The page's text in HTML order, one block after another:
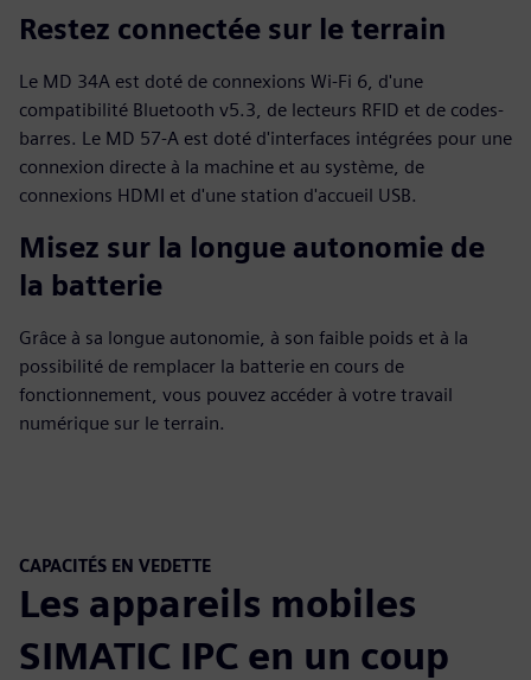
Restez connectée sur le terrain
Le MD 34A est doté de connexions Wi-Fi 6, d'une
compatibilité Bluetooth v5.3, de lecteurs RFID et de codes-
barres. Le MD 57-A est doté d'interfaces intégrées pour une
connexion directe à la machine et au système, de
connexions HDMI et d'une station d'accueil USB.
Misez sur la longue autonomie de
la batterie
Grâce à sa longue autonomie, à son faible poids et à la
possibilité de remplacer la batterie en cours de
fonctionnement, vous pouvez accéder à votre travail
numérique sur le terrain.
CAPACITÉS EN VEDETTE
Les appareils mobiles
SIMATIC IPC en un coup